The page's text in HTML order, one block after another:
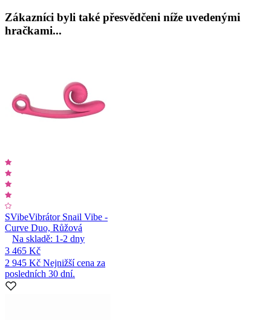
Zákazníci byli také přesvědčeni níže uvedenými
hračkami...
SVibeVibrátor Snail Vibe -
Curve Duo, Růžová
Na skladě: 1-2 dny
3 465 Kč
2 945 Kč Nejnižší cena za
posledních 30 dní.